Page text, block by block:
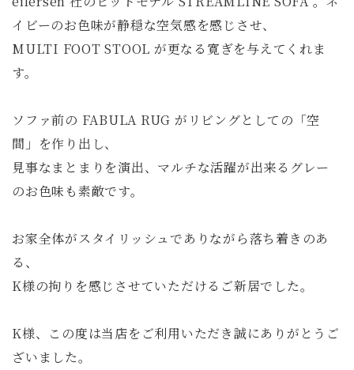
イビーのお色味が静穏な空気感を感じさせ、
MULTI FOOT STOOL が更なる寛ぎを与えてくれま
す。
ソファ前の FABULA RUG がリビングとしての「空
間」を作り出し、
見事なまとまりを演出、マルチな活躍が出来るグレー
のお色味も素敵です。
お家全体がスタイリッシュでありながら落ち着きのあ
る、
K様の拘りを感じさせていただけるご新居でした。
K様、この度は当店をご利用いただき誠にありがとうご
ざいました。